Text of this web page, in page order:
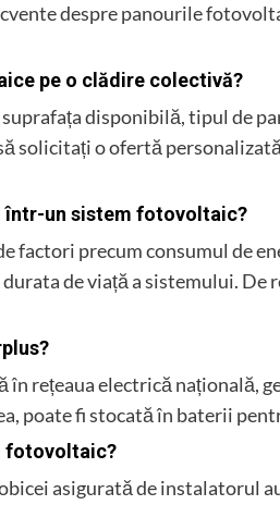
despre panourile
pe o clădire colectivă?
disponibilă, tipul de
solicitați o ofertă
într-un sistem fotovoltaic?
factori precum consumul de
de viață a sistemului. De
rețeaua electrică națională,
poate fi stocată în baterii
fotovoltaic?
asigurată de instalatorul